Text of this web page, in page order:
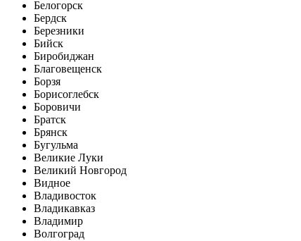
Белогорск
Бердск
Березники
Бийск
Биробиджан
Благовещенск
Борзя
Борисоглебск
Боровичи
Братск
Брянск
Бугульма
Великие Луки
Великий Новгород
Видное
Владивосток
Владикавказ
Владимир
Волгоград